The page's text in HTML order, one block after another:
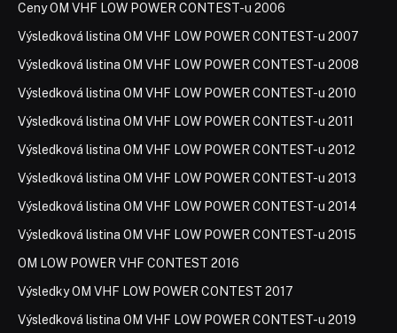
Ceny OM VHF LOW POWER CONTEST-u 2006
Výsledková listina OM VHF LOW POWER CONTEST-u 2007
Výsledková listina OM VHF LOW POWER CONTEST-u 2008
Výsledková listina OM VHF LOW POWER CONTEST-u 2010
Výsledková listina OM VHF LOW POWER CONTEST-u 2011
Výsledková listina OM VHF LOW POWER CONTEST-u 2012
Výsledková listina OM VHF LOW POWER CONTEST-u 2013
Výsledková listina OM VHF LOW POWER CONTEST-u 2014
Výsledková listina OM VHF LOW POWER CONTEST-u 2015
OM LOW POWER VHF CONTEST 2016
Výsledky OM VHF LOW POWER CONTEST 2017
Výsledková listina OM VHF LOW POWER CONTEST-u 2019